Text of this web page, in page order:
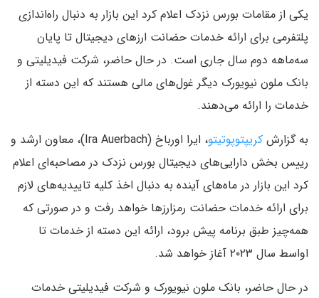
یکی از مقامات بورس نزدک اعلام کرد این بازار به دنبال راه‌اندازی
پلتفرمی برای ارائه خدمات حضانت ارزهای دیجیتال تا پایان
سه‌ماهه دوم سال جاری است. در حال حاضر، شرکت فیدیلیتی و
بانک ملون نیویورک دیگر غول‌های مالی هستند که این دسته از
خدمات را ارائه می‌دهند.
به گزارش کریپتوپوتیتو
، ایرا اورباخ (Ira Auerbach)، معاون ارشد و
رییس بخش دارایی‌های دیجیتال بورس نزدک در مصاحبه‌ای اعلام
کرد این بازار در ماه‌های آینده به دنبال اخذ کلیه تاییدیه‌های لازم
برای ارائه خدمات حضانت رمزارزها خواهد رفت و در صورتی که
همه‌چیز طبق برنامه پیش برود، ارائه این دسته از خدمات تا
اواسط سال ۲۰۲۳ آغاز خواهد شد.
در حال حاضر، بانک ملون نیویورک و شرکت فیدیلیتی خدمات